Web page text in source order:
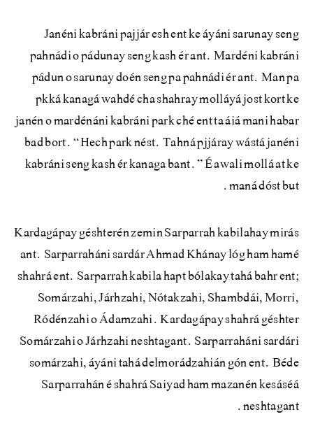
Janéni kabráni pajjár esh ent ke áyáni sarunay seng
pahnádi o pádunay seng kash ér ant. Mardéni kabráni
pádun o sarunay doén seng pa pahnádi ér ant. Man pa
pkká kanagá wahdé cha shahray molláyá jost kort ke
janén o mardénáni kabráni park ché ent ta áiá mani habar
bad bort. “Hech park nést. Tahná pjjáray wástá janéni
kabráni seng kash ér kanaga bant.” É awali mollá at ke
maná dóst but.
Kardagápay géshterén zemin Sarparrah kabilahay mirás
ant. Sarparraháni sardár Ahmad Khánay lóg ham hamé
shahrá ent. Sarparrah kabila hapt bólakay tahá bahr ent;
Somárzahi, Járhzahi, Nótakzahi, Shambdái, Morri,
Ródénzahi o Ádamzahi. Kardagápay shahrá géshter
Somárzahi o Járhzahi neshtagant. Sarparraháni sardári
somárzahi, áyáni tahá delmorádzahián gón ent. Béde
Sarparrahán é shahrá Saiyad ham mazanén kesáséá
neshtagant.